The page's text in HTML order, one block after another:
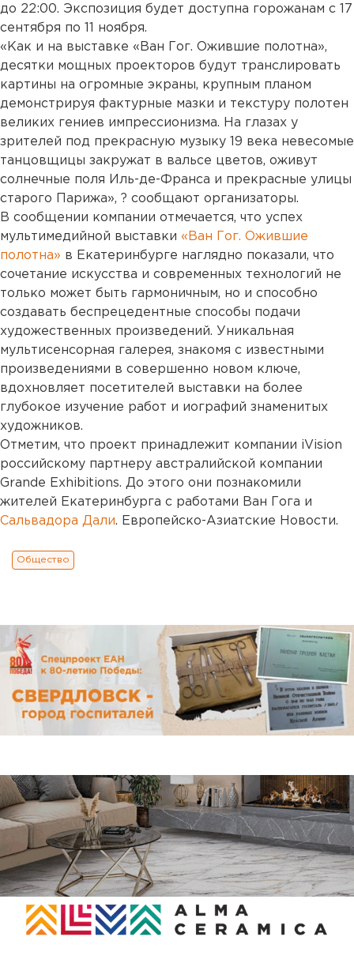
до 22:00. Экспозиция будет доступна горожанам с 17
сентября по 11 ноября.
«Как и на выставке «Ван Гог. Ожившие полотна»,
десятки мощных проекторов будут транслировать
картины на огромные экраны, крупным планом
демонстрируя фактурные мазки и текстуру полотен
великих гениев импрессионизма. На глазах у
зрителей под прекрасную музыку 19 века невесомые
танцовщицы закружат в вальсе цветов, оживут
солнечные поля Иль-де-Франса и прекрасные улицы
старого Парижа», ? сообщают организаторы.
В сообщении компании отмечается, что успех
мультимедийной выставки «Ван Гог. Ожившие
полотна» в Екатеринбурге наглядно показали, что
сочетание искусства и современных технологий не
только может быть гармоничным, но и способно
создавать беспрецедентные способы подачи
художественных произведений. Уникальная
мультисенсорная галерея, знакомя с известными
произведениями в совершенно новом ключе,
вдохновляет посетителей выставки на более
глубокое изучение работ и иографий знаменитых
художников.
Отметим, что проект принадлежит компании iVision
российскому партнеру австралийской компании
Grande Exhibitions. До этого они познакомили
жителей Екатеринбурга с работами Ван Гога и
Сальвадора Дали. Европейско-Азиатские Новости.
Общество